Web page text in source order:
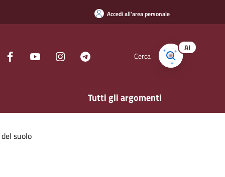
Accedi all'area personale
Cerca
AI
Tutti gli argomenti
suolo